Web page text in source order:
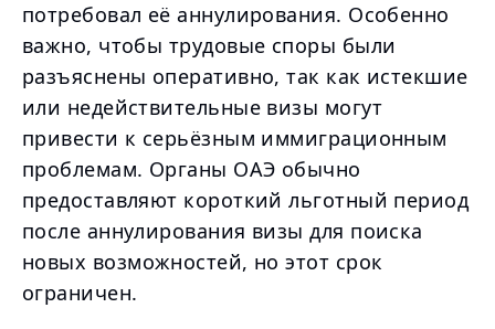
потребовал её аннулирования. Особенно
важно, чтобы трудовые споры были
разъяснены оперативно, так как истекшие
или недействительные визы могут
привести к серьёзным иммиграционным
проблемам. Органы ОАЭ обычно
предоставляют короткий льготный период
после аннулирования визы для поиска
новых возможностей, но этот срок
ограничен.